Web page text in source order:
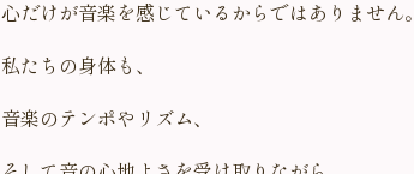
心だけが音楽を感じているからではありません。
私たちの身体も、
音楽のテンポやリズム、